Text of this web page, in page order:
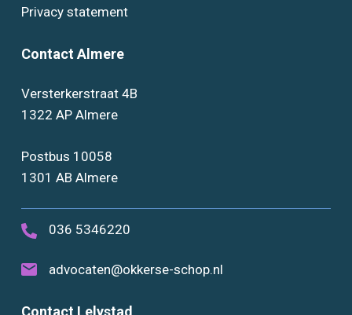
Privacy statement
Contact Almere
Versterkerstraat 4B
1322 AP Almere
Postbus 10058
1301 AB Almere
036 5346220
advocaten@okkerse-schop.nl
Contact Lelystad